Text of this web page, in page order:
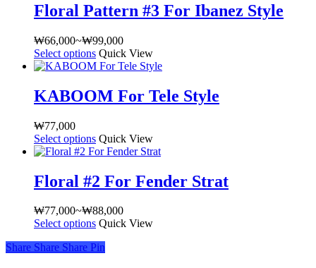
₩77,000~₩88,000
품
션
이
이
품
습
니
다.
상
품
페
지
Floral Pattern #3 For Ibanez Style
₩66,000~₩99,000가
격
범
₩66,000~₩99,000
Select options 여
러
품
이
이
품
있
습
니
Quick View
KABOOM For Tele Style
₩77,000
Select options 여
러
품
션
이
이
상
Quick View
Floral #2 For Fender Strat
₩77,000~₩88,000가
격
Select options 여
러
상
Quick View
Share
Share Share Share Pin